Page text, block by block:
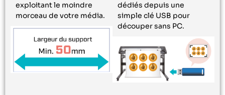
exploitant le moindre
morceau de votre média.
dédiés depuis une
simple clé USB pour
découper sans PC.